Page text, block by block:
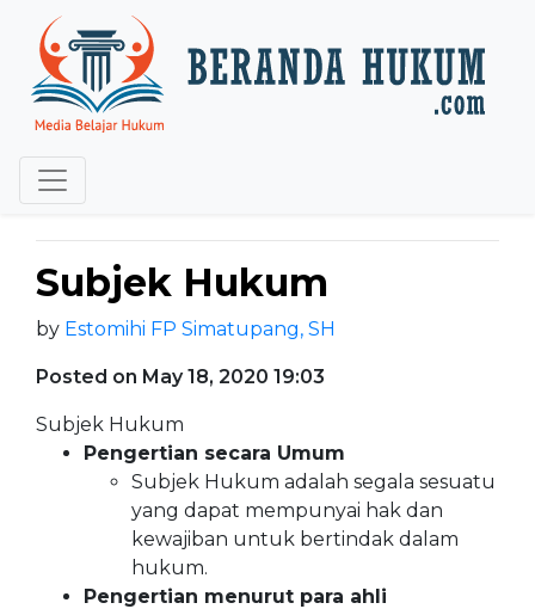
Subjek Hukum
by Estomihi FP Simatupang, SH
Posted on May 18, 2020 19:03
Subjek Hukum
Pengertian secara Umum
Subjek Hukum adalah segala sesuatu
yang dapat mempunyai hak dan
kewajiban untuk bertindak dalam
hukum.
Pengertian menurut para ahli